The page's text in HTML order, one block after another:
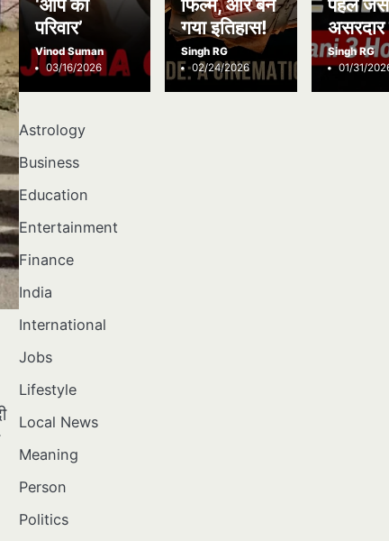
‘आप का
परिवार’
Vinod Suman
03/16/2026
फिल्में, और बन
गया इतिहास!
Singh RG
02/24/2026
पहले
असरदार
Singh RG
01/31/
Astrology
Business
Education
Entertainment
Finance
India
International
Jobs
Lifestyle
Local News
Meaning
Person
Politics